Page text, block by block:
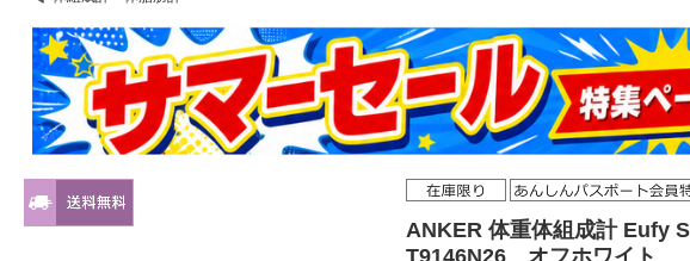
ANKER 体重体組成計 Eufy
T9146N26 オフホワイト